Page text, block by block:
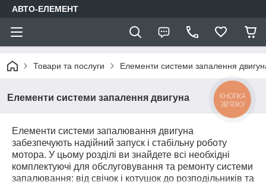
АВТО-ЕЛЕМЕНТ
Товари та послуги Елементи системи запалення
Елементи системи запалення двигуна
Елементи системи запалювання двигуна
забезпечують надійний запуск і стабільну роботу
мотора. У цьому розділі ви знайдете всі необхідні
комплектуючі для обслуговування та ремонту системи
запалювання: від свічок і котушок до розподільників та
КНОПКА
ЗВ'ЯЗКУ